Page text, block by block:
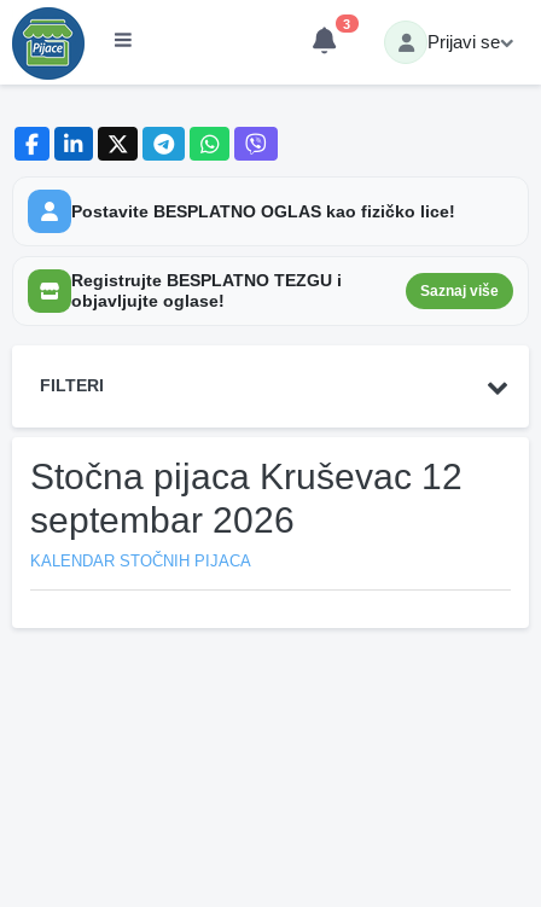
3
Prijavi se
Postavite BESPLATNO OGLAS kao fizičko lice!
Registrujte BESPLATNO TEZGU i
objavljujte oglase!
Saznaj više
FILTERI
Stočna pijaca Kruševac 12
septembar 2026
KALENDAR STOČNIH PIJACA